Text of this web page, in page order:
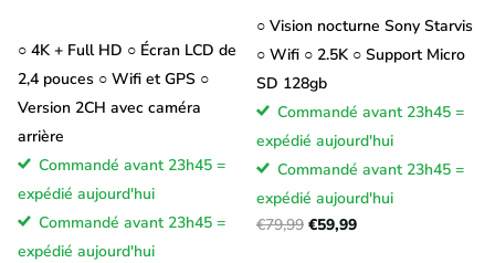
○ 4K + Full HD ○ Écran LCD de
2,4 pouces ○ Wifi et GPS ○
Version 2CH avec caméra
arrière
Commandé avant 23h45 =
expédié aujourd'hui
Commandé avant 23h45 =
expédié aujourd'hui
○ Vision nocturne Sony Starvis
○ Wifi ○ 2.5K ○ Support Micro
SD 128gb
Commandé avant 23h45 =
expédié aujourd'hui
Commandé avant 23h45 =
expédié aujourd'hui
€79,99 €59,99